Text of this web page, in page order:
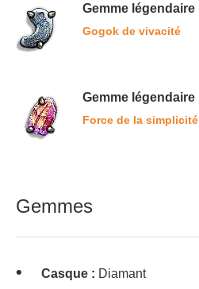
Gemme légendaire
Gogok de vivacité
Gemme légendaire
Force de la simplicité
Gemmes
Casque : Diamant